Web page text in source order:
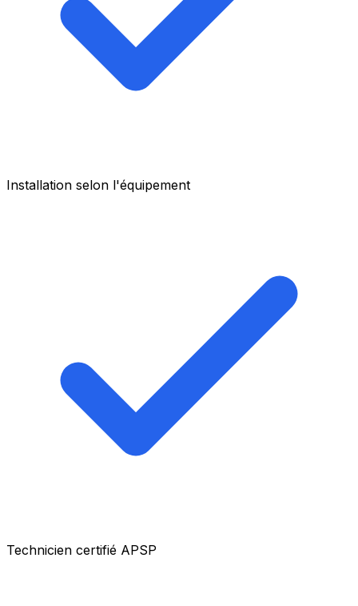
Installation selon l'équipement
Technicien certifié APSP